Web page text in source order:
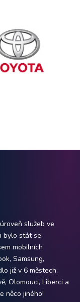
služeb ve
bylo stát se
mobilních
Samsung,
již v 6 městech.
Olomouci, Liberci a
něco jiného!